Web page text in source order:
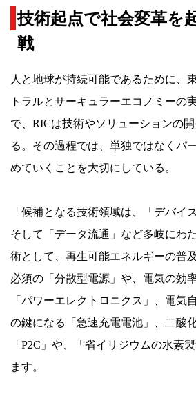
技術起点で社会変革を
戦
人と地球が持続可能であるために、
トラルとサーキュラーエコノミーの
で、RICは技術やソリューションの
る。その過程では、単独ではなくパ
めていくことを大切にしている。
「候補となる技術領域は、「デバイ
そして「データ流通」など多岐にわ
術として、再生可能エネルギーの普
必須の「分散型電源」や、電気の効
「パワーエレクトロニクス」、電気
の鍵になる「急速充電電池」、二酸
「P2C」や、「省イリジウムの水素
ます。